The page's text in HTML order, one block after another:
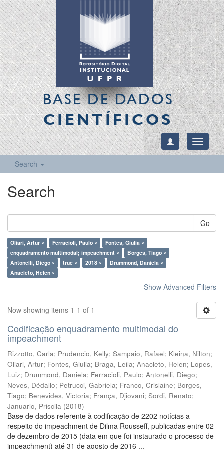
BASE DE DADOS
CIENTÍFICOS
Toggle
Search
Search
Go
Oliari, Artur × Ferracioli, Paulo ×
Fontes, Giulia ×
enquadramento multimodal; impeachment ×
Borges, Tiago ×
Antonelli, Diego ×
true × 2018 ×
Drummond, Daniela ×
Anacleto, Helen ×
Show Advanced Filters
Now showing items 1-1 of 1
Codificação enquadramento multimodal do
impeachment
Rizzotto, Carla; Prudencio, Kelly; Sampaio, Rafael; Kleina, Nilton;
Oliari, Artur; Fontes, Giulia; Braga, Leila; Anacleto, Helen; Lopes,
Luiz; Drummond, Daniela; Ferracioli, Paulo; Antonelli, Diego;
Neves, Dédallo; Petrucci, Gabriela; Franco, Crislaine; Borges,
Tiago; Benevides, Victoria; França, Djiovani; Sordi, Renato;
Januario, Priscila (2018)
Base de dados referente à codificação de 2202 notícias a
respeito do impeachment de Dilma Rousseff, publicadas entre 02
de dezembro de 2015 (data em que foi instaurado o processo de
impeachment) até 31 de agosto de 2016 ...